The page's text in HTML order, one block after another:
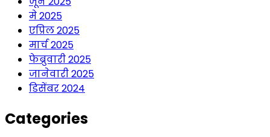
मे 2025
एप्रिल 2025
मार्च 2025
फेब्रुवारी 2025
जानेवारी 2025
डिसेंबर 2024
Categories